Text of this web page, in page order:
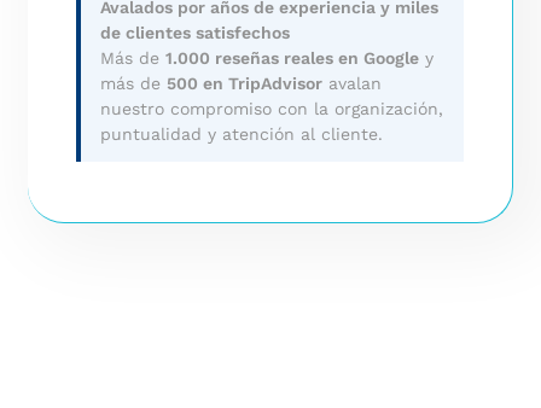
Avalados por años de experiencia y miles
de clientes satisfechos
Más de 1.000 reseñas reales en Google y
más de 500 en TripAdvisor avalan
nuestro compromiso con la organización,
puntualidad y atención al cliente.